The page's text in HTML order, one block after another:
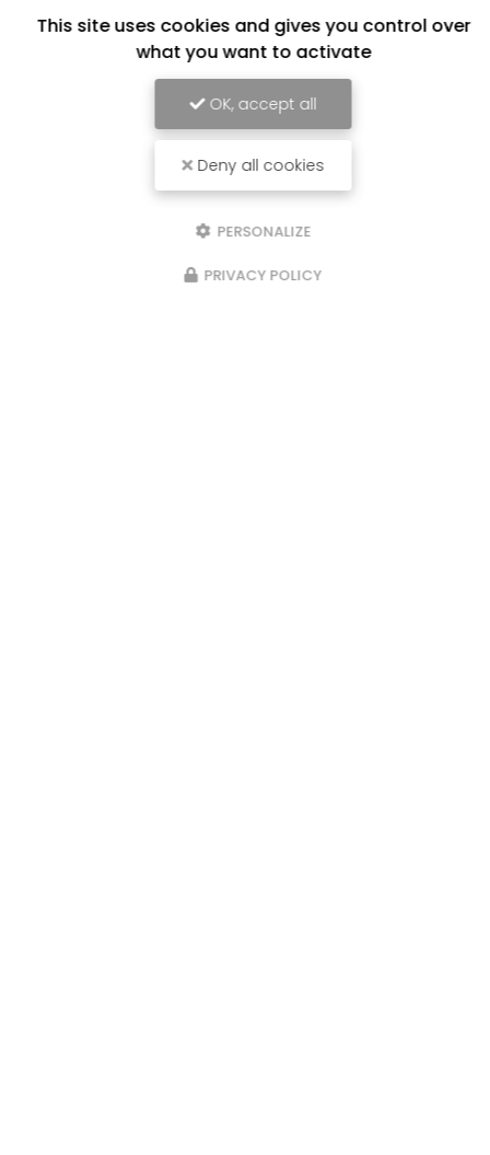
This site uses cookies and gives you control over
what you want to activate
OK, accept all
Deny all cookies
PERSONALIZE
PRIVACY POLICY